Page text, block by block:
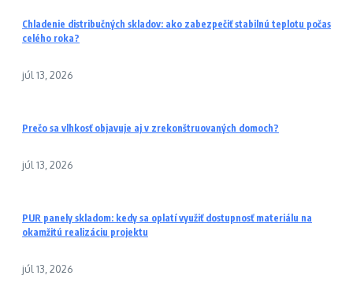
Chladenie distribučných skladov: ako zabezpečiť stabilnú teplotu počas
celého roka?
júl 13, 2026
Prečo sa vlhkosť objavuje aj v zrekonštruovaných domoch?
júl 13, 2026
PUR panely skladom: kedy sa oplatí využiť dostupnosť materiálu na
okamžitú realizáciu projektu
júl 13, 2026